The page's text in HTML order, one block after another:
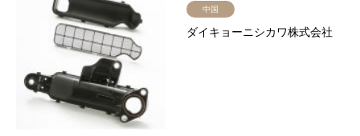
中国
ダイキョーニシカワ株式会社